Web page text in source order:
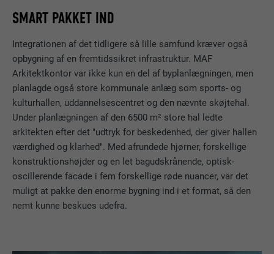
SMART PAKKET IND
Integrationen af det tidligere så lille samfund kræver også
opbygning af en fremtidssikret infrastruktur. MAF
Arkitektkontor var ikke kun en del af byplanlægningen, men
planlagde også store kommunale anlæg som sports- og
kulturhallen, uddannelsescentret og den nævnte skøjtehal.
Under planlægningen af den 6500 m² store hal ledte
arkitekten efter det "udtryk for beskedenhed, der giver hallen
værdighed og klarhed". Med afrundede hjørner, forskellige
konstruktionshøjder og en let bagudskrånende, optisk-
oscillerende facade i fem forskellige røde nuancer, var det
muligt at pakke den enorme bygning ind i et format, så den
nemt kunne beskues udefra.